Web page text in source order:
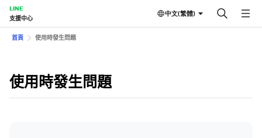
LINE
支援中心
中文(繁體)
首頁 使用時發生問題
使用時發生問題